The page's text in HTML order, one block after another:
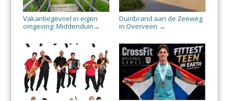
Vakantiegevoel in eigen
omgeving: Middenduin →
Duinbrand aan de Zeeweg
in Overveen →